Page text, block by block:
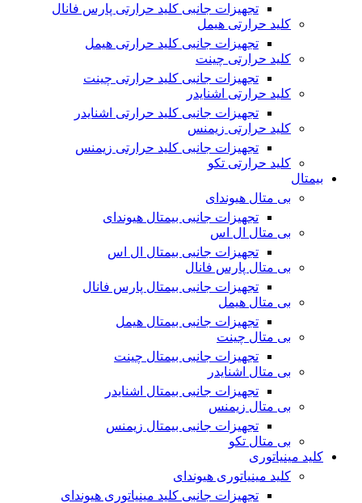
تجهیزات جانبی کلید حرارتی پارس فانال
کلید حرارتی هیمل
تجهیزات جانبی کلید حرارتی هیمل
کلید حرارتی چینت
تجهیزات جانبی کلید حرارتی چینت
کلید حرارتی اشنایدر
تجهیزات جانبی کلید حرارتی اشنایدر
کلید حرارتی زیمنس
تجهیزات جانبی کلید حرارتی زیمنس
کلید حرارتی تکو
بیمتال
بی متال هیوندای
تجهیزات جانبی بیمتال هیوندای
بی متال ال اس
تجهیزات جانبی بیمتال ال اس
بی متال پارس فانال
تجهیزات جانبی بیمتال پارس فانال
بی متال هیمل
تجهیزات جانبی بیمتال هیمل
بی متال چینت
تجهیزات جانبی بیمتال چینت
بی متال اشنایدر
تجهیزات جانبی بیمتال اشنایدر
بی متال زیمنس
تجهیزات جانبی بیمتال زیمنس
بی متال تکو
کلید مینیاتوری
کلید مینیاتوری هیوندای
تجهیزات جانبی کلید مینیاتوری هیوندای